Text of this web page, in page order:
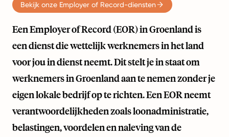
Bekijk onze Employer of Record-diensten
Een Employer of Record (EOR) in Groenland is
een dienst die wettelijk werknemers in het land
voor jou in dienst neemt. Dit stelt je in staat om
werknemers in Groenland aan te nemen zonder je
eigen lokale bedrijf op te richten. Een EOR neemt
verantwoordelijkheden zoals loonadministratie,
belastingen, voordelen en naleving van de